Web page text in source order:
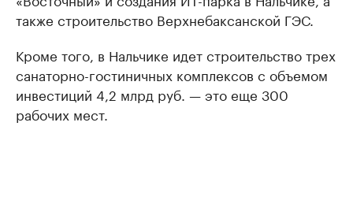
также строительство Верхнебаксанской ГЭС.
Кроме того, в Нальчике идет строительство трех
санаторно-гостиничных комплексов с объемом
инвестиций 4,2 млрд руб. — это еще 300
рабочих мест.